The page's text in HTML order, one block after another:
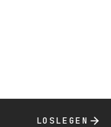
LOSLEGEN